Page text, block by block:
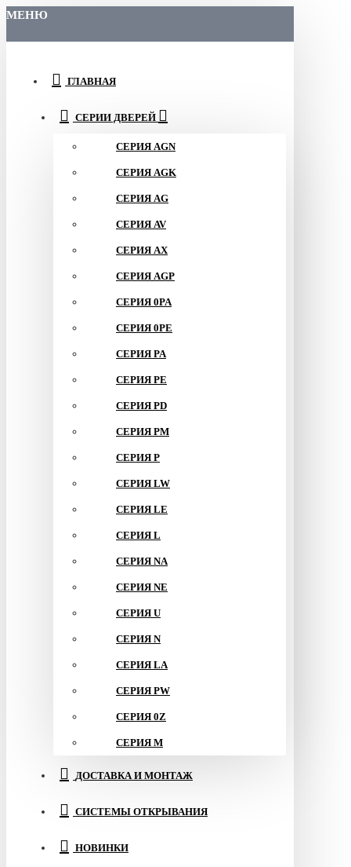
МЕНЮ
ГЛАВНАЯ
СЕРИИ ДВЕРЕЙ
СЕРИЯ AGN
СЕРИЯ AGK
СЕРИЯ AG
СЕРИЯ AV
СЕРИЯ AX
СЕРИЯ AGP
СЕРИЯ 0PA
СЕРИЯ 0PE
СЕРИЯ PA
СЕРИЯ PE
СЕРИЯ PD
СЕРИЯ PM
СЕРИЯ P
СЕРИЯ LW
СЕРИЯ LE
СЕРИЯ L
СЕРИЯ NA
СЕРИЯ NE
СЕРИЯ U
СЕРИЯ N
СЕРИЯ LA
СЕРИЯ PW
СЕРИЯ 0Z
СЕРИЯ M
ДОСТАВКА И МОНТАЖ
СИСТЕМЫ ОТКРЫВАНИЯ
НОВИНКИ